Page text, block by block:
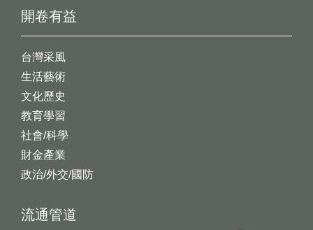
開卷有益
台灣采風
生活藝術
文化歷史
教育學習
社會/科學
財金產業
政治/外交/國防
流通管道